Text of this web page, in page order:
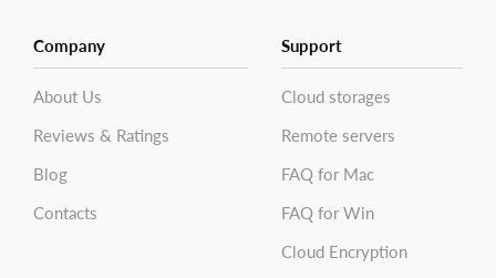
Company
About Us
Reviews & Ratings
Blog
Contacts
Support
Cloud storages
Remote servers
FAQ for Mac
FAQ for Win
Cloud Encryption